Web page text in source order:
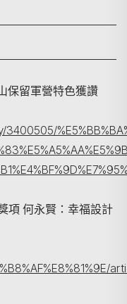
保留軍營特色獲讚
項 何永賢：幸福設計